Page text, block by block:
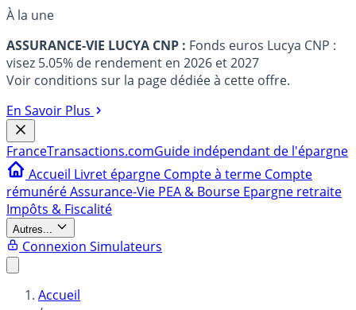
À la une
ASSURANCE-VIE LUCYA CNP : Fonds euros Lucya CNP :
visez 5.05% de rendement en 2026 et 2027
Voir conditions sur la page dédiée à cette offre.
En Savoir Plus
FranceTransactions.comGuide indépendant de l'épargne
Accueil Livret épargne Compte à terme Compte
rémunéréAssurance-Vie PEA & Bourse Epargne retraite
Impôts & Fiscalité
Autres...
Connexion Simulateurs
Accueil